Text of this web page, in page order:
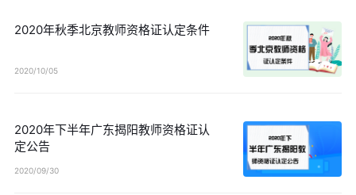
2020年秋季北京教师资格证认定条件
2020/10/05
2020年下半年广东揭阳教师资格证认
定公告
2020/09/30